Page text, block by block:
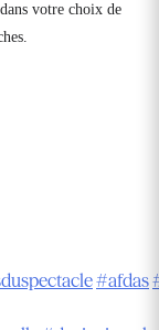
votre choix de
#afdas